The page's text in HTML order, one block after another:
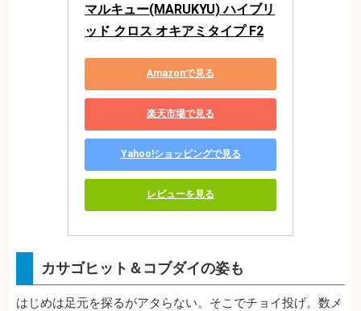
マルキュー(MARUKYU) ハイブリ
ッド クロス オキアミタイプ F2
Amazonで見る
楽天市場で見る
Yahoo!ショッピングで見る
レビューを見る
カサゴヒット＆コブダイの姿も
はじめは足元を探るがアタらない。そこでチョイ投げ。数メ